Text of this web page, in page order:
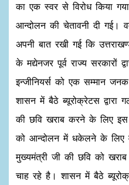
का एक स्वर से विरोध किया
आन्दोलन की चेतावनी दी गई।
अपनी बात रखी गई कि
के मद्येनजर पूर्व राज्य सरकारों
इन्जीनियर्स को एक सम्मान
शासन में बैठे ब्यूरोक्रेटस द्वारा
की छवि खराब करने के लिए इस
को आन्दोलन में धकेलने के लिए
मुख्यमंत्री जी की छवि को
चाह रहे है। शासन में बैठे